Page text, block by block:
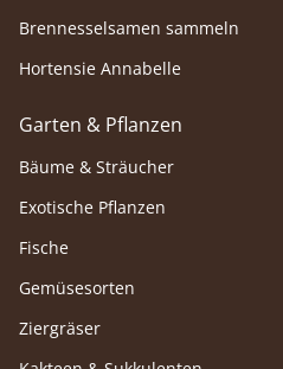
Brennesselsamen sammeln
Hortensie Annabelle
Garten & Pflanzen
Bäume & Sträucher
Exotische Pflanzen
Fische
Gemüsesorten
Ziergräser